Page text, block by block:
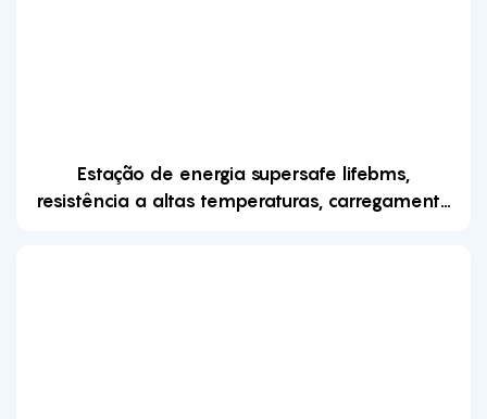
Estação de energia supersafe lifebms,
resistência a altas temperaturas, carregamento